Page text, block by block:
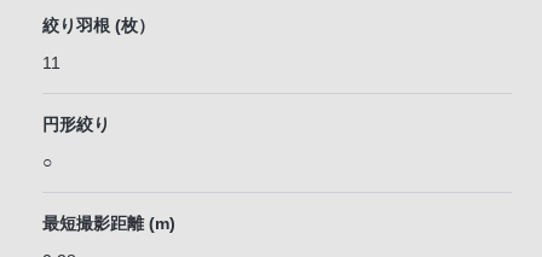
絞り羽根 (枚）
11
円形絞り
○
最短撮影距離 (m)